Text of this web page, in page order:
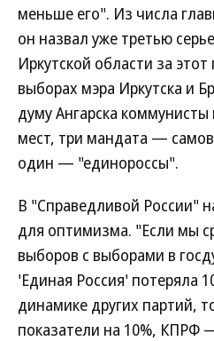
меньше его". Из числа
он назвал уже третью
Иркутской области за
выборах мэра Иркутска и
думу Ангарска
мест, три мандата —
один — "единороссы".
В "Справедливой России"
для оптимизма. "Если мы
выборов с выборами в
'Единая Россия' потеряла
динамике других партий,
показатели на 10%, КПРФ